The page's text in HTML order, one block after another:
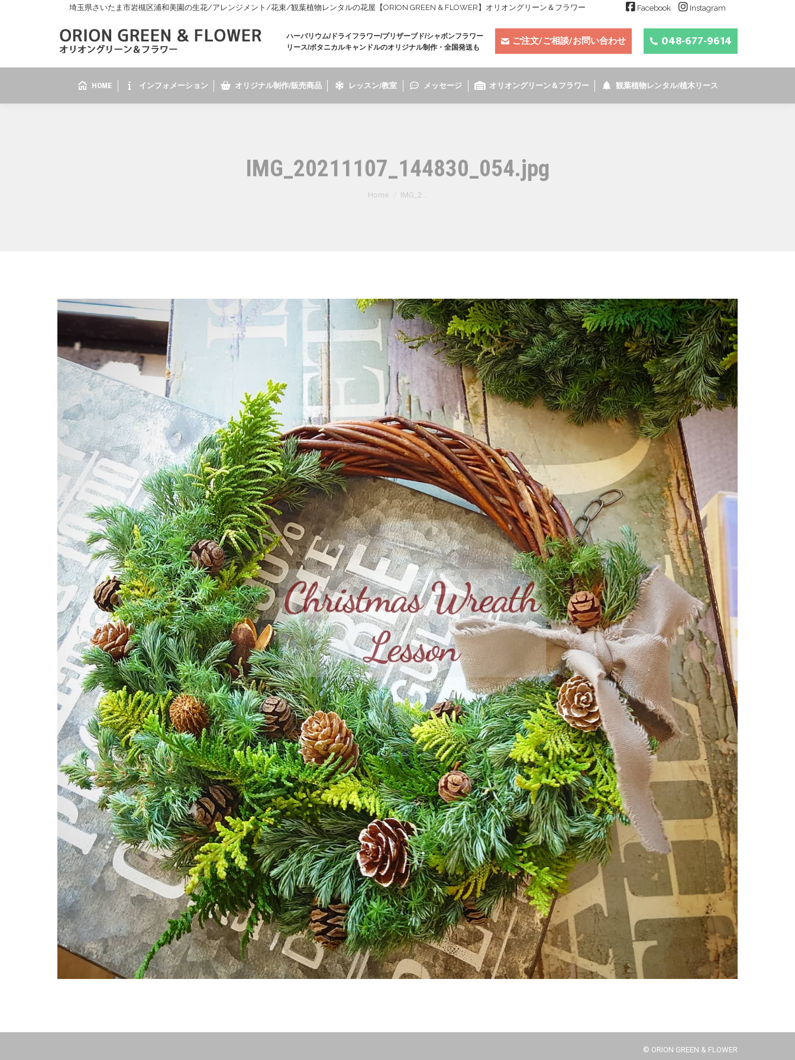
埼玉県さいたま市岩槻区浦和美園の生花/アレンジメント/花束/観葉植物レンタルの花屋【ORION GREEN & FLOWER】オリオングリーン＆フラワー Facebook Instagram
ハーバリウム/ドライフラワー/プリザーブド/シャボンフラワー
リース/ボタニカルキャンドルのオリジナル制作・全国発送も
ご注文/ご相談/お問い合わせ 048-677-9614
HOME インフォメーション オリジナル制作/販売商品 レッスン/教室 メッセージ オリオングリーン＆フラワー 観葉植物レンタル/植木リース
IMG_20211107_144830_054.jpg
You are here:
Home IMG_2…
© ORION GREEN & FLOWER